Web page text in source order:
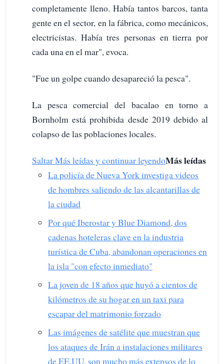
completamente lleno. Había tantos barcos, tanta
gente en el sector, en la fábrica, como mecánicos,
electricistas. Había tres personas en tierra por
cada una en el mar", evoca.
"Fue un golpe cuando desapareció la pesca".
La pesca comercial del bacalao en torno a
Bornholm está prohibida desde 2019 debido al
colapso de las poblaciones locales.
Saltar Más leídas y continuar leyendoMás leídas
La policía de Nueva York investiga videos
de hombres saliendo de las alcantarillas de
la ciudad
Por qué Iberostar y Blue Diamond, dos
cadenas hoteleras clave en la industria
turística de Cuba, abandonan operaciones en
la isla "con efecto inmediato"
La joven de 18 años que huyó a cientos de
kilómetros de su hogar en un taxi para
escapar del matrimonio forzado
Las imágenes de satélite que muestran que
los ataques de Irán a instalaciones militares
de EE.UU. son mucho más extensos de lo